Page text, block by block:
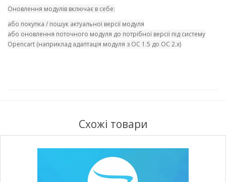
Оновлення модулів включає в себе:
або покупка / пошук актуальної версії модуля
або оновлення поточного модуля до потрібної версії під систему
Opencart (наприклад адаптація модуля з OC 1.5 до OC 2.x)
Схожі товари